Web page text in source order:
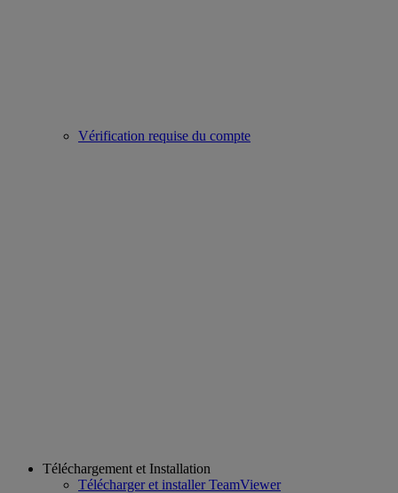
Vérification requise du compte
Téléchargement et Installation
Télécharger et installer TeamViewer